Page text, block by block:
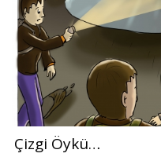
Çizgi Öykü…